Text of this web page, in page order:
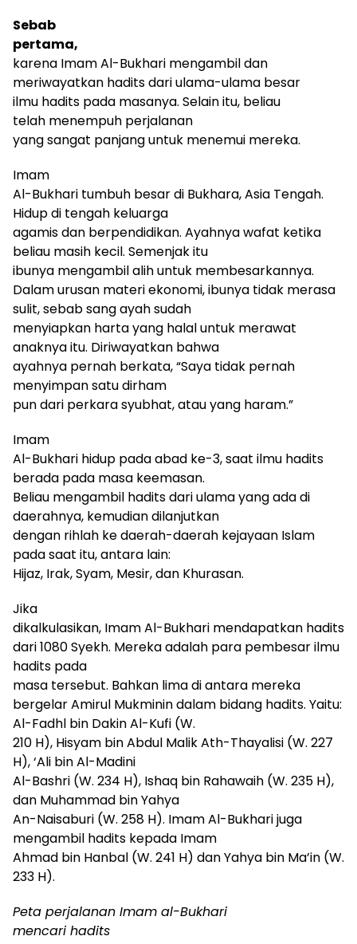
Sebab
pertama,
karena Imam Al-Bukhari mengambil dan
meriwayatkan hadits dari ulama-ulama besar
ilmu hadits pada masanya. Selain itu, beliau
telah menempuh perjalanan
yang sangat panjang untuk menemui mereka.
Imam
Al-Bukhari tumbuh besar di Bukhara, Asia Tengah.
Hidup di tengah keluarga
agamis dan berpendidikan. Ayahnya wafat ketika
beliau masih kecil. Semenjak itu
ibunya mengambil alih untuk membesarkannya.
Dalamurusan materiekonomi, ibunya tidak merasa
sulit, sebab sang ayah sudah
menyiapkan harta yang halal untuk merawat
anaknya itu. Diriwayatkan bahwa
ayahnya pernah berkata, “Saya tidak pernah
menyimpan satu dirham
pun dari perkara syubhat, atau yang haram.”
Imam
Al-Bukhari hidup pada abad ke-3, saat ilmu hadits
berada pada masa keemasan.
Beliau mengambil hadits dari ulama yang ada di
daerahnya, kemudian dilanjutkan
dengan rihlah ke daerah-daerah kejayaan Islam
pada saat itu, antara lain:
Hijaz, Irak, Syam, Mesir, dan Khurasan.
Jika
dikalkulasikan, Imam Al-Bukhari mendapatkan hadits
dari 1080 Syekh. Mereka adalah para pembesar ilmu
hadits pada
masa tersebut. Bahkan limadiantara mereka
bergelar Amirul Mukminindalam bidang hadits. Yaitu:
Al-Fadhl bin Dakin Al-Kufi (W.
210 H), Hisyam bin Abdul Malik Ath-Thayalisi (W. 227
H), ‘Ali bin Al-Madini
Al-Bashri (W. 234 H), Ishaq bin Rahawaih (W. 235 H),
dan Muhammad bin Yahya
An-Naisaburi (W. 258 H). Imam Al-Bukhari juga
mengambil hadits kepada Imam
Ahmad bin Hanbal (W. 241 H) dan Yahya bin Ma’in (W.
233 H).
Peta perjalanan Imam al-Bukhari
mencari hadits